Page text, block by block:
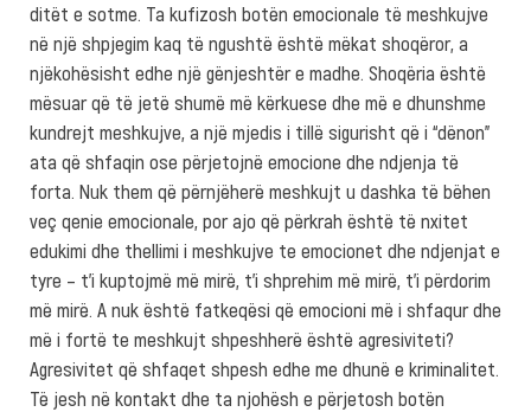
ditët e sotme. Ta kufizosh botën emocionale të meshkujve
në një shpjegim kaq të ngushtë është mëkat shoqëror, a
njëkohësisht edhe një gënjeshtër e madhe. Shoqëria është
mësuar që të jetë shumë më kërkuese dhe më e dhunshme
kundrejt meshkujve, a një mjedis i tillë sigurisht që i “dënon”
ata që shfaqin ose përjetojnë emocione dhe ndjenja të
forta. Nuk them që përnjëherë meshkujt u dashka të bëhen
veç qenie emocionale, por ajo që përkrah është të nxitet
edukimi dhe thellimi i meshkujve te emocionet dhe ndjenjat e
tyre – t’i kuptojmë më mirë, t’i shprehim më mirë, t’i përdorim
më mirë. A nuk është fatkeqësi që emocioni më i shfaqur dhe
më i fortë te meshkujt shpeshherë është agresiviteti?
Agresivitet që shfaqet shpesh edhe me dhunë e kriminalitet.
Të jesh në kontakt dhe ta njohësh e përjetosh botën